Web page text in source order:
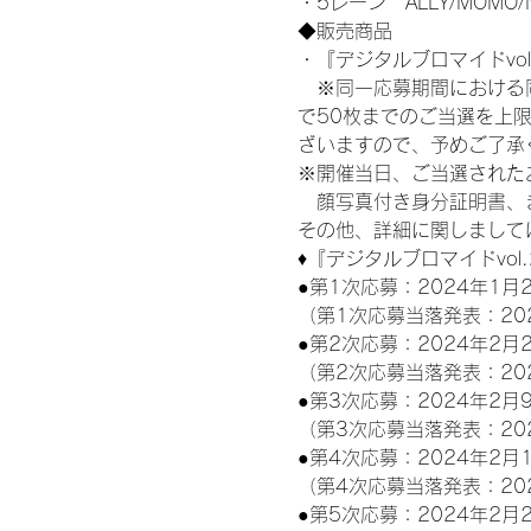
◆販売商品
・『デジタルブロマイド
※同一応募期間における
で50枚までのご当選を上
ざいますので、予めご了承
※開催当日、ご当選された
顔写真付き身分証明書、
その他、詳細に関しまし
♦『デジタルブロマイド
●第1次応募：2024年1
（第1次応募当落発表：
●第2次応募：2024年2
（第2次応募当落発表：
●第3次応募：2024年2
（第3次応募当落発表：
●第4次応募：2024年2
（第4次応募当落発表：
●第5次応募：2024年2